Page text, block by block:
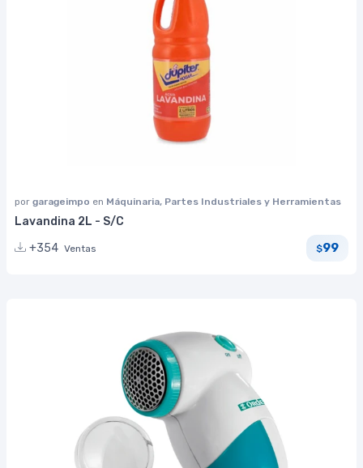
por garageimpo en Máquinaria, Partes Industriales y Herramientas
Lavandina 2L - S/C
+354 Ventas $99